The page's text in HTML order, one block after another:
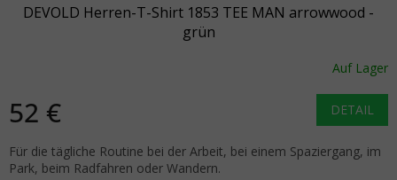
DEVOLD Herren-T-Shirt 1853 TEE MAN arrowwood -
grün
Auf Lager
52 € DETAIL
Für die tägliche Routine bei der Arbeit, bei einem Spaziergang, im
Park, beim Radfahren oder Wandern.